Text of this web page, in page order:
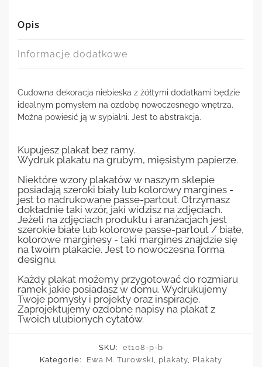
Opis
Informacje dodatkowe
Cudowna dekoracja niebieska z żółtymi dodatkami będzie
idealnym pomysłem na ozdobę nowoczesnego wnętrza.
Można powiesić ją w sypialni. Jest to abstrakcja.
Kupujesz plakat bez ramy.
Wydruk plakatu na grubym, mięsistym papierze.
Niektóre wzory plakatów w naszym sklepie
posiadają szeroki biały lub kolorowy margines -
jest to nadrukowane passe-partout. Otrzymasz
dokładnie taki wzór, jaki widzisz na zdjęciach.
Jeżeli na zdjęciach produktu i aranżacjach jest
szerokie białe lub kolorowe passe-partout / białe,
kolorowe marginesy - taki margines znajdzie się
na twoim plakacie. Jest to nowoczesna forma
designu.
Każdy plakat możemy przygotować do rozmiaru
ramek jakie posiadasz w domu. Wydrukujemy
Twoje pomysły i projekty oraz inspiracje.
Zaprojektujemy ozdobne napisy na plakat z
Twoich ulubionych cytatów.
SKU:
et108-p-b
Kategorie:
Ewa M. Turowski , plakaty, Plakaty